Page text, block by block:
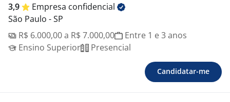
3,9 Empresa confidencial
São Paulo - SP
R$ 6.000,00 a R$ 7.000,00
Entre 1 e 3 anos
Ensino Superior
Presencial
Candidatar-me